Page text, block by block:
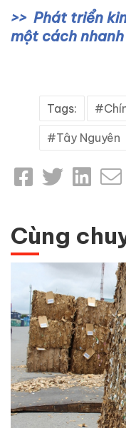
Phát triển
một cách
Tags:
Tây Nguyên
Cùng